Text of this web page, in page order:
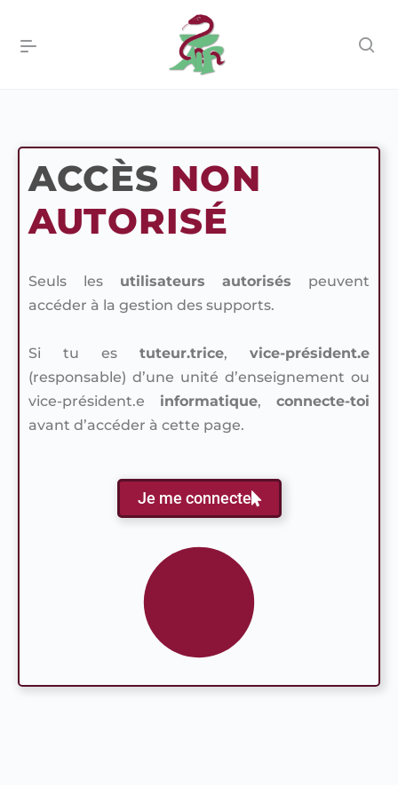
ACCÈS NON
AUTORISÉ
Seuls les utilisateurs autorisés peuvent
accéder à la gestion des supports.
Si tu es tuteur.trice, vice-président.e
(responsable) d’une unité d’enseignement ou
vice-président.e informatique, connecte-toi
avant d’accéder à cette page.
Je me connecte